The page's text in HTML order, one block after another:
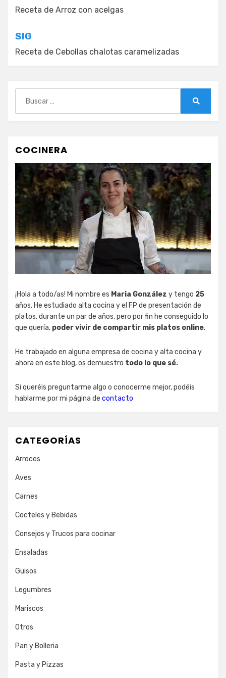
de
entradas
Receta de Arroz con acelgas
SIG
Receta de Cebollas chalotas caramelizadas
COCINERA
¡Hola a todo/as! Mi nombre es Maria González y tengo 25
años. He estudiado alta cocina y el FP de presentación de
platos, durante un par de años, pero por fin he conseguido lo
que quería, poder vivir de compartir mis platos online.
He trabajado en alguna empresa de cocina y alta cocina y
ahora en este blog, os demuestro todo lo que sé.
Si queréis preguntarme algo o conocerme mejor, podéis
hablarme por mi página de contacto
CATEGORÍAS
Arroces
Aves
Carnes
Cocteles y Bebidas
Consejos y Trucos para cocinar
Ensaladas
Guisos
Legumbres
Mariscos
Otros
Pan y Bolleria
Pasta y Pizzas